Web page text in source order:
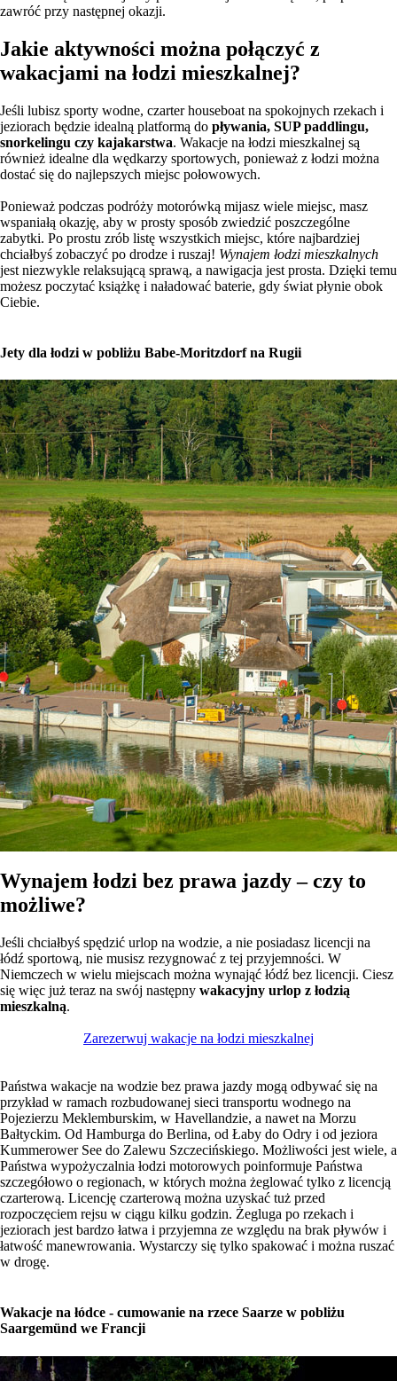
zawróć przy następnej okazji.
Jakie aktywności można połączyć z
wakacjami na łodzi mieszkalnej?
Jeśli lubisz sporty wodne, czarter houseboat na spokojnych rzekach i
jeziorach będzie idealną platformą do pływania, SUP paddlingu,
snorkelingu czy kajakarstwa. Wakacje na łodzi mieszkalnej są
również idealne dla wędkarzy sportowych, ponieważ z łodzi można
dostać się do najlepszych miejsc połowowych.
Ponieważ podczas podróży motorówką mijasz wiele miejsc, masz
wspaniałą okazję, aby w prosty sposób zwiedzić poszczególne
zabytki. Po prostu zrób listę wszystkich miejsc, które najbardziej
chciałbyś zobaczyć po drodze i ruszaj! Wynajem łodzi mieszkalnych
jest niezwykle relaksującą sprawą, a nawigacja jest prosta. Dzięki temu
możesz poczytać książkę i naładować baterie, gdy świat płynie obok
Ciebie.
Jety dla łodzi w pobliżu Babe-Moritzdorf na Rugii
Wynajem łodzi bez prawa jazdy – czy to
możliwe?
Jeśli chciałbyś spędzić urlop na wodzie, a nie posiadasz licencji na
łódź sportową, nie musisz rezygnować z tej przyjemności. W
Niemczech w wielu miejscach można wynająć łódź bez licencji. Ciesz
się więc już teraz na swój następny wakacyjny urlop z łodzią
mieszkalną.
Zarezerwuj wakacje na łodzi mieszkalnej
Państwa wakacje na wodzie bez prawa jazdy mogą odbywać się na
przykład w ramach rozbudowanej sieci transportu wodnego na
Pojezierzu Meklemburskim, w Havellandzie, a nawet na Morzu
Bałtyckim. Od Hamburga do Berlina, od Łaby do Odry i od jeziora
Kummerower See do Zalewu Szczecińskiego. Możliwości jest wiele, a
Państwa wypożyczalnia łodzi motorowych poinformuje Państwa
szczegółowo o regionach, w których można żeglować tylko z licencją
czarterową. Licencję czarterową można uzyskać tuż przed
rozpoczęciem rejsu w ciągu kilku godzin. Żegluga po rzekach i
jeziorach jest bardzo łatwa i przyjemna ze względu na brak pływów i
łatwość manewrowania. Wystarczy się tylko spakować i można ruszać
w drogę.
Wakacje na łódce - cumowanie na rzece Saarze w pobliżu
Saargemünd we Francji